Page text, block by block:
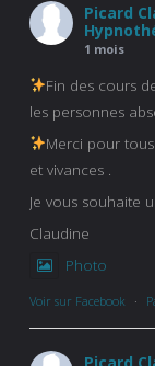
Picard
1 mois
Fin des cours
les personnes
Merci pour
et vivances .
Je vous souhaite
Claudine
Photo
Voir sur Facebook ·
Picard